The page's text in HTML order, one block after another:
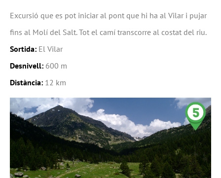
Excursió que es pot iniciar al pont que hi ha al Vilar i pujar
fins al Molí del Salt. Tot el camí transcorre al costat del riu.
Sortida: El Vilar
Desnivell: 600 m
Distància: 12 km